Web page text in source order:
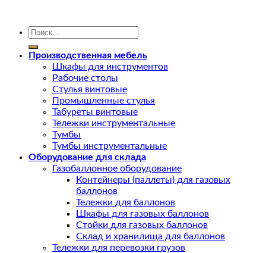
Искать:
Производственная мебель
Шкафы для инструментов
Рабочие столы
Стулья винтовые
Промышленные стулья
Табуреты винтовые
Тележки инструментальные
Тумбы
Тумбы инструментальные
Оборудование для склада
Газобаллонное оборудование
Контейнеры (паллеты) для газовых
баллонов
Тележки для баллонов
Шкафы для газовых баллонов
Стойки для газовых баллонов
Склад и хранилища для баллонов
Тележки для перевозки грузов